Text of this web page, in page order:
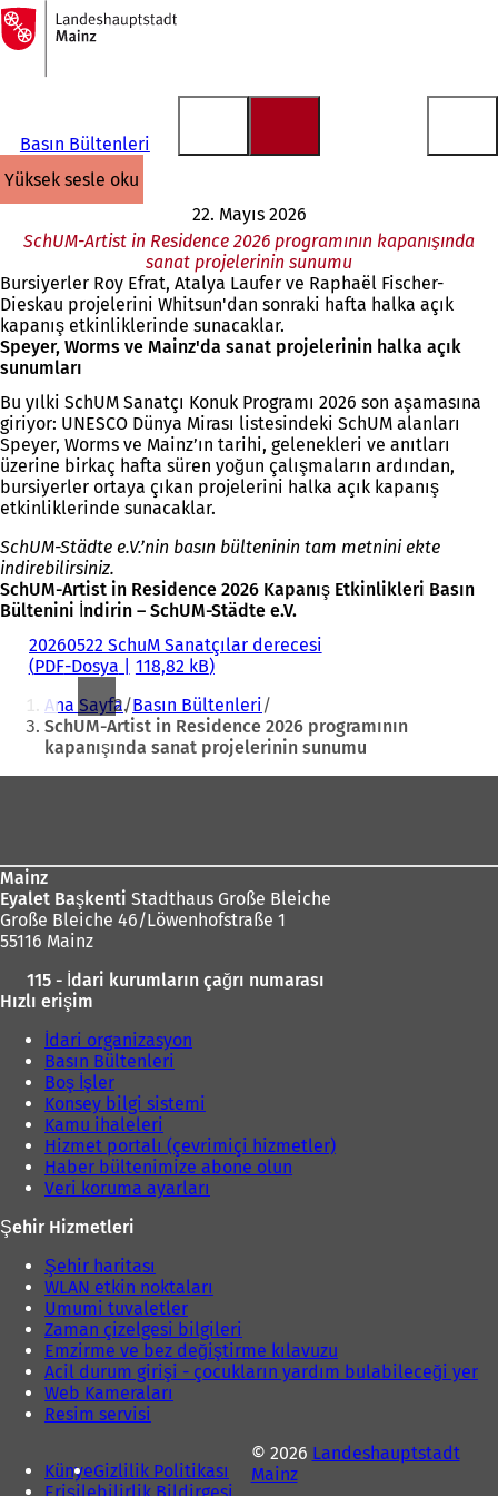
İçeriğe atla
Ana
sayfaya
Basın Bültenleri
yüksek sesle oku
22. Mayıs 2026
SchUM-Artist in Residence 2026 programının kapanışında
sanat projelerinin sunumu
Bursiyerler Roy Efrat, Atalya Laufer ve Raphaël Fischer-
Dieskau projelerini Whitsun'dan sonraki hafta halka açık
kapanış etkinliklerinde sunacaklar.
Speyer, Worms ve Mainz'da sanat projelerinin halka açık
sunumları
Bu yılki SchUM Sanatçı Konuk Programı 2026 son aşamasına
giriyor: UNESCO Dünya Mirası listesindeki SchUM alanları
Speyer, Worms ve Mainz’ın tarihi, gelenekleri ve anıtları
üzerine birkaç hafta süren yoğun çalışmaların ardından,
bursiyerler ortaya çıkan projelerini halka açık kapanış
etkinliklerinde sunacaklar.
SchUM-Städte e.V.’nin basın bülteninin tam metnini ekte
indirebilirsiniz.
SchUM-Artist in Residence 2026 Kapanış Etkinlikleri Basın
Bültenini İndirin – SchUM-Städte e.V.
20260522 SchuM Sanatçılar derecesi
PDF-Dosya 118,82 kB
Buradasınız:
Ana Sayfa Basın Bültenleri
SchUM-Artist in Residence 2026 programının
kapanışında sanat projelerinin sunumu
Mainz
Eyalet Başkenti Stadthaus Große Bleiche
Große Bleiche 46/Löwenhofstraße 1
55116 Mainz
115 - İdari kurumların çağrı numarası
Hızlı erişim
İdari organizasyon
Basın Bültenleri
Boş İşler
Konsey bilgi sistemi
Kamu ihaleleri
Hizmet portalı (çevrimiçi hizmetler)
Haber bültenimize abone olun
Veri koruma ayarları
Şehir Hizmetleri
Şehir haritası
WLAN etkin noktaları
Umumi tuvaletler
Zaman çizelgesi bilgileri
Emzirme ve bez değiştirme kılavuzu
Acil durum girişi - çocukların yardım bulabileceği yer
Web Kameraları
Resim servisi
KünyeGizlilik Politikası
© 2026 Landeshauptstadt
Mainz